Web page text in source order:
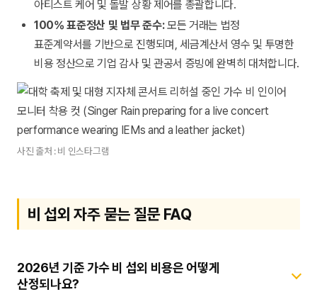
아티스트 케어 및 돌발 상황 제어를 총괄합니다.
100% 표준정산 및 법무 준수:모든 거래는 법정
표준계약서를 기반으로 진행되며, 세금계산서 영수 및 투명한
비용 정산으로 기업 감사 및 관공서 증빙에 완벽히 대처합니다.
사진 출처 : 비 인스타그램
비 섭외 자주 묻는 질문 FAQ
2026년 기준 가수 비 섭외 비용은 어떻게
산정되나요?